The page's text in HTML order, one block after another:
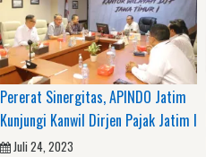
Pererat Sinergitas, APINDO Jatim
Kunjungi Kanwil Dirjen Pajak Jatim I
Juli 24, 2023